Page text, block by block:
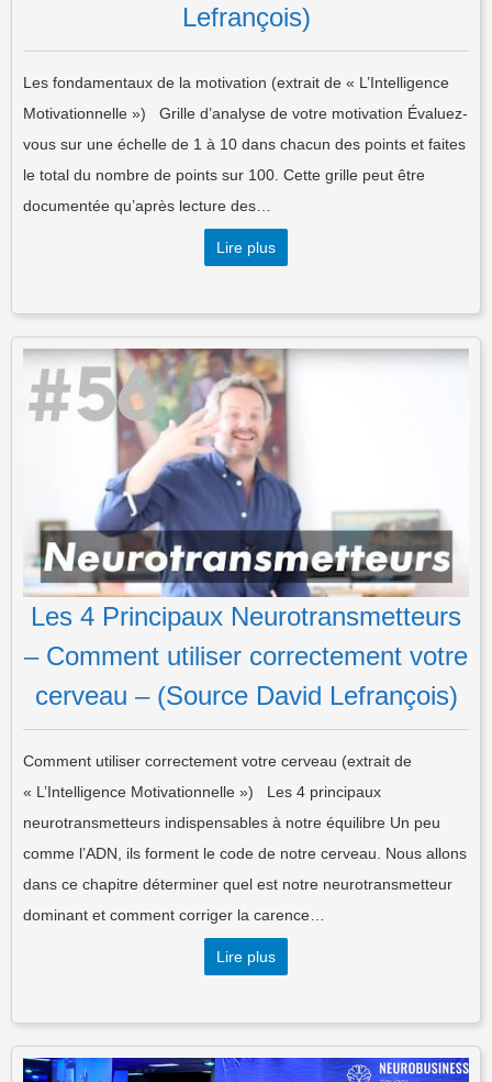
Lefrançois)
Les fondamentaux de la motivation (extrait de « L’Intelligence
Motivationnelle ») Grille d’analyse de votre motivation Évaluez-
vous sur une échelle de 1 à 10 dans chacun des points et faites
le total du nombre de points sur 100. Cette grille peut être
documentée qu’après lecture des…
Lire plus
Les 4 Principaux Neurotransmetteurs
– Comment utiliser correctement votre
cerveau – (Source David Lefrançois)
Comment utiliser correctement votre cerveau (extrait de
« L’Intelligence Motivationnelle ») Les 4 principaux
neurotransmetteurs indispensables à notre équilibre Un peu
comme l’ADN, ils forment le code de notre cerveau. Nous allons
dans ce chapitre déterminer quel est notre neurotransmetteur
dominant et comment corriger la carence…
Lire plus